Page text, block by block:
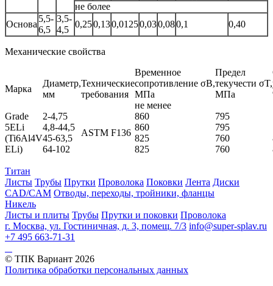
не более
Основа
5,5-
6,5
3,5-
4,5
0,250,130,01250,030,080,1 0,40
Механические свойства
Марка
Диаметр,
мм
Технические
требования
Временное
сопротивление σB,
МПа
Предел
текучести σT,
МПа
не менее
Grade
5ELi
(Ti6Al4V
ELi)
2-4,75
ASTM F136
860 795
4,8-44,5
860 795
45-63,5
825 760
64-102
825 760
Титан
Листы Трубы Прутки Проволока Поковки Лента Диски
CAD/CAM Отводы, переходы, тройники, фланцы
Никель
Листы и плиты Трубы Прутки и поковки Проволока
г. Москва, ул. Гостиничная, д. 3, помещ. 7/3 info@super-splav.ru
+7 495 663-71-31
© ТПК Вариант 2026
Политика обработки персональных данных